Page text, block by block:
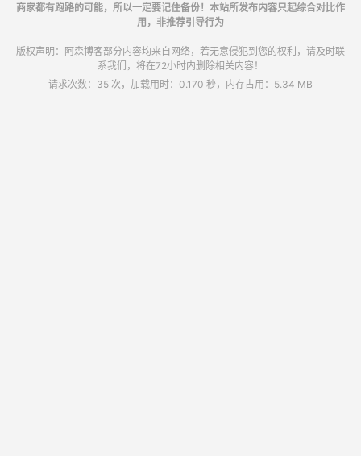
商家都有跑路的可能，所以一定要记住备份！本站所发布内容只起综合对比作
用，非推荐引导行为
版权声明：阿森博客部分内容均来自网络，若无意侵犯到您的权利，请及时联
系我们，将在72小时内删除相关内容！
请求次数：35 次，加载用时：0.170 秒，内存占用：5.34 MB